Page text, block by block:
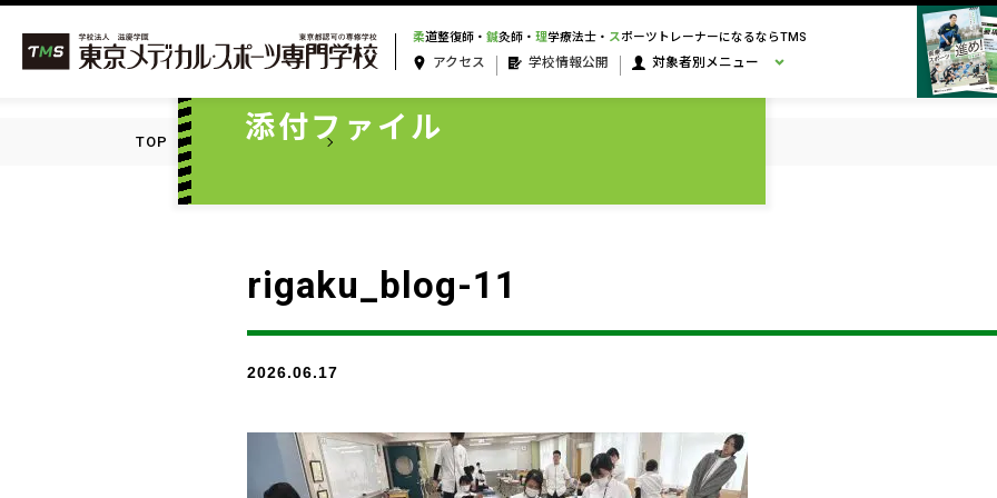
柔道整復師・ 鍼灸師・ 理学療法士・ スポーツトレーナーになるならTMS
アクセス 学校情報公開 対象者別メニュー
添付ファイル
TOP 添付ファイル一覧 rigaku_blog-11
rigaku_blog-11
2026.06.17